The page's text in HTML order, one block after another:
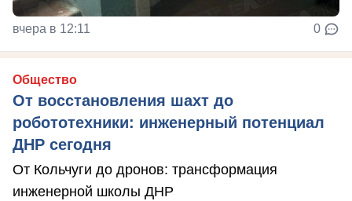
вчера в 12:11 0
Общество
От восстановления шахт до
робототехники: инженерный потенциал
ДНР сегодня
От Кольчуги до дронов: трансформация
инженерной школы ДНР